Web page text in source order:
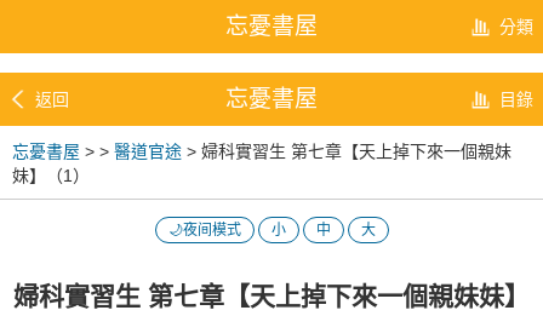
忘憂書屋 分類
返回 忘憂書屋 目錄
忘憂書屋 > > 醫道官途 > 婦科實習生 第七章【天上掉下來一個親妹
妹】（1）
🌙夜间模式 小 中 大
婦科實習生 第七章【天上掉下來一個親妹妹】